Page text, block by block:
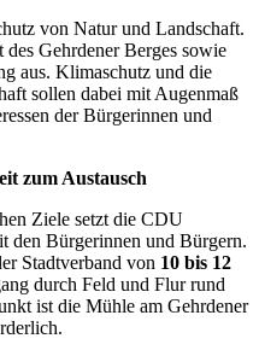
von Natur und Landschaft.
Gehrdener Berges sowie
aus. Klimaschutz und die
sollen dabei mit Augenmaß
der Bürgerinnen und
zum Austausch
Ziele setzt die CDU
den Bürgerinnen und Bürgern.
Stadtverband von 10 bis 12
durch Feld und Flur rund
ist die Mühle am Gehrdener